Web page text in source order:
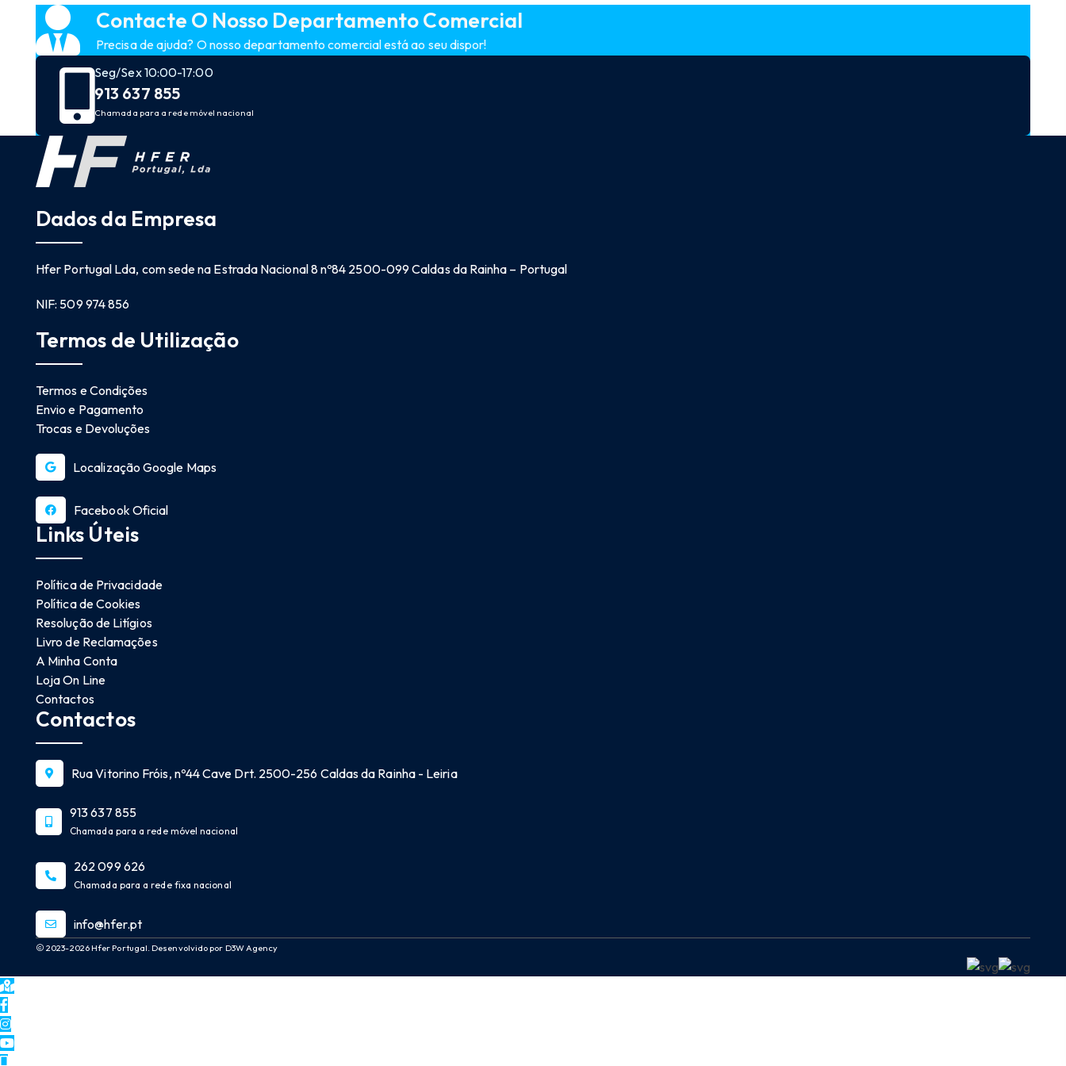
Contacte O Nosso Departamento Comercial
Precisa de ajuda? O nosso departamento comercial está ao seu dispor!
Seg/Sex 10:00-17:00
913 637 855
Chamada para a rede móvel nacional
Dados da Empresa
Hfer Portugal Lda, com sede na Estrada Nacional 8 nº84 2500-099 Caldas da Rainha – Portugal
NIF: 509 974 856
Termos de Utilização
Termos e Condições
Envio e Pagamento
Trocas e Devoluções
Localização Google Maps
Facebook Oficial
Links Úteis
Política de Privacidade
Política de Cookies
Resolução de Litígios
Livro de Reclamações
A Minha Conta
Loja On Line
Contactos
Contactos
Rua Vitorino Fróis, nº44 Cave Drt. 2500-256 Caldas da Rainha - Leiria
913 637 855
Chamada para a rede móvel nacional
262 099 626
Chamada para a rede fixa nacional
info@hfer.pt
2023-2026 Hfer Portugal. Desenvolvido por D3W Agency